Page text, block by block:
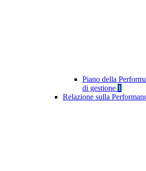
Piano della
di gestione 1
Relazione sulla